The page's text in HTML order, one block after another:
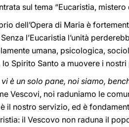
sul tema “Eucaristia, mistero
dell’Opera di Maria è
l’Eucaristia l’unità
umana, psicologica,
Spirito Santo a muovere i
è un solo pane, noi siamo,
Vescovi, noi raduniamo le
il nostro servizio, ed è
il Vescovo non raduna il